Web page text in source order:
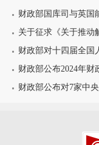
财政部国库司与英国
关于征求《关于推动
财政部对十四届全国
财政部公布2024年财
财政部公布对7家中